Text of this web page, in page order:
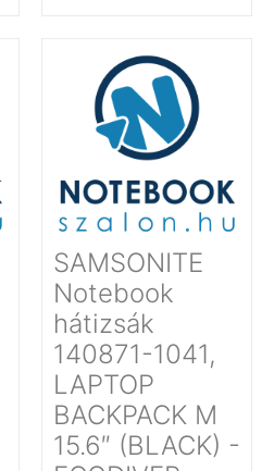
SAMSONITE
Notebook
hátizsák
140871-1041,
LAPTOP
BACKPACK M
15.6″ (BLACK) -